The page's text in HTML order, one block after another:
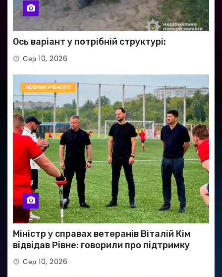
Ось варіант у потрібній структурі:
Сер 10, 2026
НОВИНИ РІВНОГО
Міністр у справах ветеранів Віталій Кім
відвідав Рівне: говорили про підтримку
Захисників і Захисниць
Сер 10, 2026